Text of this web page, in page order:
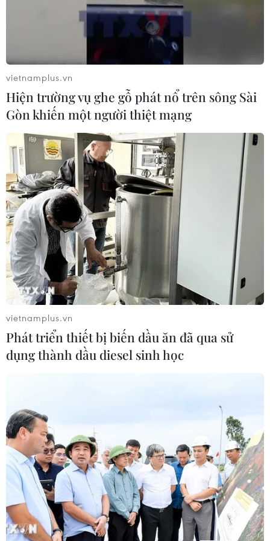
TIN CÙNG CHUYÊN MỤC
Cơ cấu lại vốn nhà nước tại doanh
nghiệp gắn với mục tiêu tăng trưởng
hai con số
Bộ Tài chính: Thống nhất bốn
Chương trình mục tiêu quốc gia
thành một tổng thể
07/08/2026 13:06
Tháo gỡ dứt điểm vướng mắc hiện
hữu dự án Nhà máy điện hạt nhân
vietnamplus.vn
Hiện trường vụ ghe gỗ phát nổ trên sông Sài
Gòn khiến một người thiệt mạng
vietnamplus.vn
Phát triển thiết bị biến dầu ăn đã qua sử
dụng thành dầu diesel sinh học